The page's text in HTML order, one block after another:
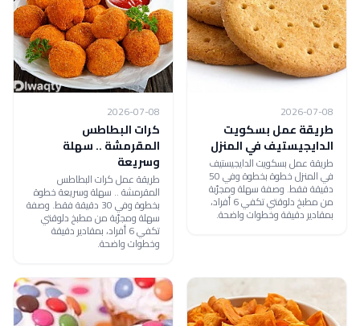
2026-07-08
طريقة عمل بسكويت
الدايجيستيف في المنزل
طريقة عمل بسكويت الدايجيستيف
في المنزل خطوة بخطوة وفي 50
دقيقة فقط. وصفة سهلة ومجرّبة
من مطبخ دلوقتي تكفي 6 أفراد،
بمقادير دقيقة وخطوات واضحة.
2026-07-08
كرات البطاطس
المقرمشة .. سهلة
وسريعة
طريقة عمل كرات البطاطس
المقرمشة .. سهلة وسريعة خطوة
بخطوة وفي 30 دقيقة فقط. وصفة
سهلة ومجرّبة من مطبخ دلوقتي
تكفي 6 أفراد، بمقادير دقيقة
وخطوات واضحة.